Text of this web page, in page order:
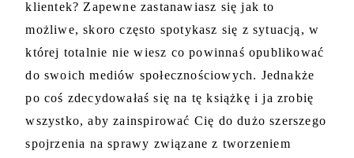
klientek? Zapewne zastanawiasz się jak to
możliwe, skoro często spotykasz się z sytuacją, w
której totalnie nie wiesz co powinnaś opublikować
do swoich mediów społecznościowych. Jednakże
po coś zdecydowałaś się na tę książkę i ja zrobię
wszystko, aby zainspirować Cię do dużo szerszego
spojrzenia na sprawy związane z tworzeniem